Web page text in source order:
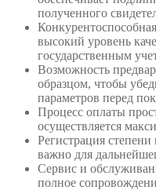
полученного
высокий уровень
государственным
Возможность
образцом, чтобы
параметров перед
Процесс оплаты
осуществляется
Регистрация
важно для
Сервис и
полное